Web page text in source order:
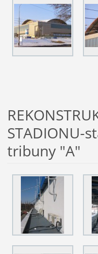
STADIONU-
tribuny "A"